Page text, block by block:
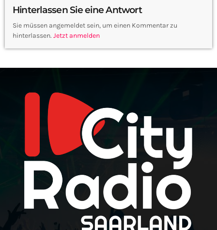
Hinterlassen Sie eine Antwort
Sie müssen angemeldet sein, um einen Kommentar zu
hinterlassen. Jetzt anmelden